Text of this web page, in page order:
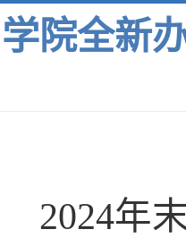
学院全新
2024年